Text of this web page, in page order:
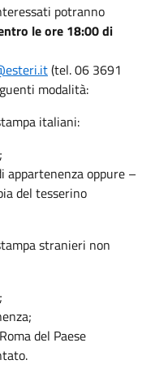
potranno
le ore 18:00 di
(tel. 06 3691
modalità:
italiani:
appartenenza oppure –
del tesserino
stranieri non
del Paese